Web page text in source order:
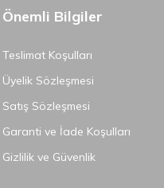
Önemli Bilgiler
Teslimat Koşulları
Üyelik Sözleşmesi
Satış Sözleşmesi
Garanti ve İade Koşulları
Gizlilik ve Güvenlik